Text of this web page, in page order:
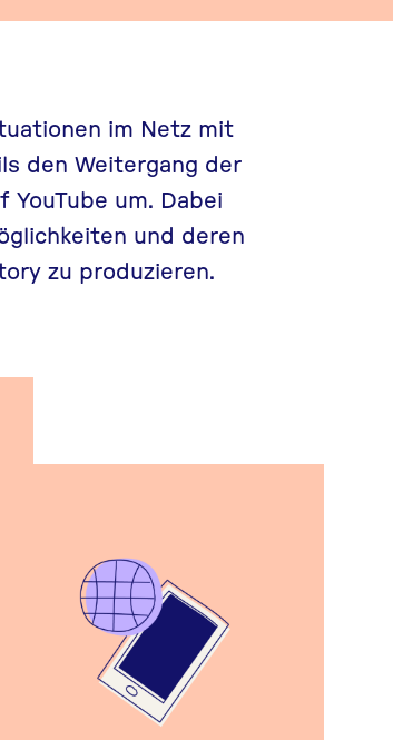
im Netz mit
den Weitergang der
um. Dabei
und deren
zu produzieren.